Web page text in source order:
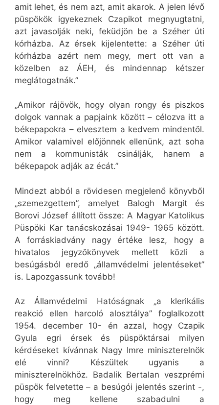
amit lehet, és nem azt, amit akarok. A jelen lévő
püspökök igyekeznek Czapikot megnyugtatni,
azt javasolják neki, feküdjön be a Széher úti
kórházba. Az érsek kijelentette: a Széher úti
kórházba azért nem megy, mert ott van a
közelben az ÁEH, és mindennap kétszer
meglátogatnák.”
„Amikor rájövök, hogy olyan rongy és piszkos
dolgok vannak a papjaink között – célozva itt a
békepapokra – elvesztem a kedvem mindentől.
Amikor valamivel előjönnek ellenünk, azt soha
nem a kommunisták csinálják, hanem a
békepapok adják az écát.”
Mindezt abból a rövidesen megjelenő könyvből
„szemezgettem”, amelyet Balogh Margit és
Borovi József állított össze: A Magyar Katolikus
Püspöki Kar tanácskozásai 1949- 1965 között.
A forráskiadvány nagy értéke lesz, hogy a
hivatalos jegyzőkönyvek mellett közli a
besúgásból eredő „államvédelmi jelentéseket”
is. Lapozgassunk tovább!
Az Államvédelmi Hatóságnak „a klerikális
reakció ellen harcoló alosztálya” foglalkozott
1954. december 10- én azzal, hogy Czapik
Gyula egri érsek és püspöktársai milyen
kérdéseket kívánnak Nagy Imre miniszterelnök
elé vinni? Készültek ugyanis a
miniszterelnökhöz. Badalik Bertalan veszprémi
püspök felvetette – a besúgói jelentés szerint -,
hogy meg kellene szabadulni a